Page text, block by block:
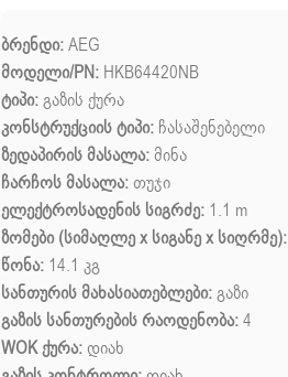
ბრენდი:AEG
მოდელი/PN: HKB64420NB
ტიპი:გაზის ქურა
კონსტრუქციის ტიპი: ჩასაშენებელი
ზედაპირის მასალა: მინა
ჩარჩოს მასალა: თუჯი
ელექტროსადენის სიგრძე: 1.1 m
ზომები (სიმაღლე x სიგანე x სიღრმე):
წონა: 14.1 კგ
სანთურის მახასიათებლები:გაზი
გაზის სანთურების რაოდენობა:4
WOK ქურა: დიახ